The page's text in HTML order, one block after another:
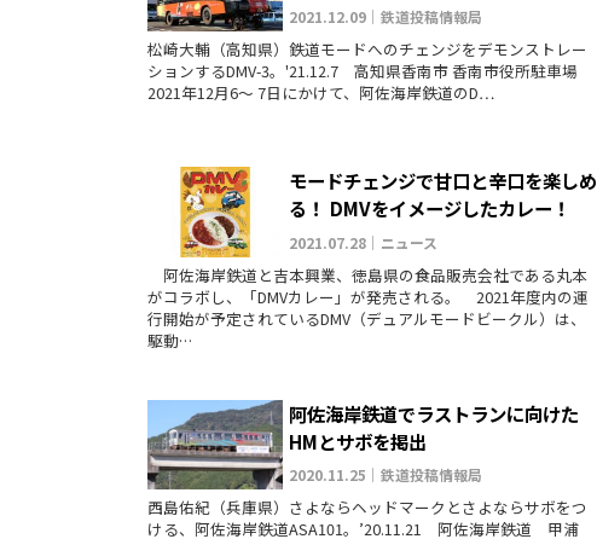
2021.12.09｜鉄道投稿情報局
松崎大輔（高知県）鉄道モードへのチェンジをデモンストレー
ションするDMV-3。'21.12.7 高知県香南市 香南市役所駐車場
2021年12月6～ 7日にかけて、阿佐海岸鉄道のD…
モードチェンジで甘口と辛口を楽しめ
る！ DMVをイメージしたカレー！
2021.07.28｜ニュース
阿佐海岸鉄道と吉本興業、徳島県の食品販売会社である丸本
がコラボし、「DMVカレー」が発売される。 2021年度内の運
行開始が予定されているDMV（デュアルモードビークル）は、
駆動…
阿佐海岸鉄道でラストランに向けた
HMとサボを掲出
2020.11.25｜鉄道投稿情報局
西島佑紀（兵庫県）さよならヘッドマークとさよならサボをつ
ける、阿佐海岸鉄道ASA101。’20.11.21 阿佐海岸鉄道 甲浦